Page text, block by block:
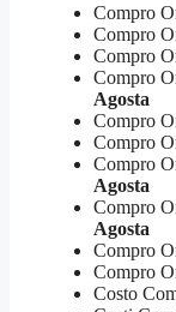
Compro
Compro
Compro
Compro
Agosta
Compro
Compro
Compro
Agosta
Compro
Agosta
Compro
Compro
Costo